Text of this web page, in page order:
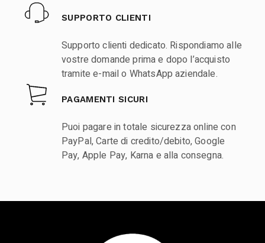
SUPPORTO CLIENTI
Supporto clienti dedicato. Rispondiamo alle
vostre domande prima e dopo l’acquisto
tramite e-mail o WhatsApp aziendale.
PAGAMENTI SICURI
Puoi pagare in totale sicurezza online con
PayPal, Carte di credito/debito, Google
Pay, Apple Pay, Karna e alla consegna.